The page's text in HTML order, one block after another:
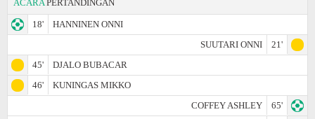
ACARA PERTANDINGAN
18'
HANNINEN ONNI
SUUTARI ONNI
21'
45'
DJALO BUBACAR
46'
KUNINGAS MIKKO
COFFEY ASHLEY
65'